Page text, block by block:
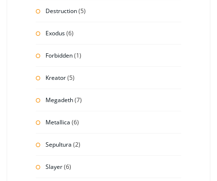
Destruction(5)
Exodus(6)
Forbidden(1)
Kreator(5)
Megadeth(7)
Metallica (6)
Sepultura (2)
Slayer(6)